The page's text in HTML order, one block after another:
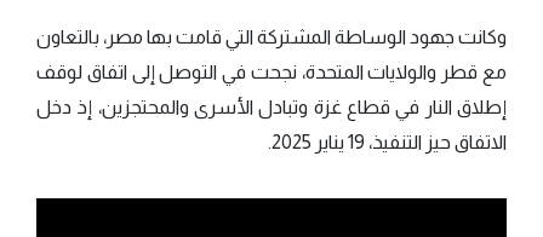
وكانت جهود الوساطة المشتركة التي قامت بها مصر، بالتعاون
مع قطر والولايات المتحدة، نجحت في التوصل إلى اتفاق لوقف
إطلاق النار في قطاع غزة وتبادل الأسرى والمحتجزين، إذ دخل
الاتفاق حيز التنفيذ، 19 يناير 2025.